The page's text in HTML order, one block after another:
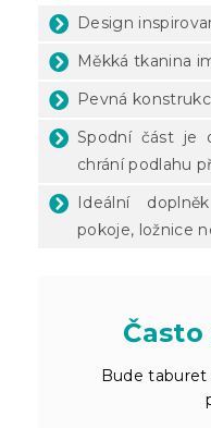
Design
Měkká tkanina
Pevná
Spodní část je
chrání podlahu
Ideální
pokoje, ložnice
Často
Bude taburet